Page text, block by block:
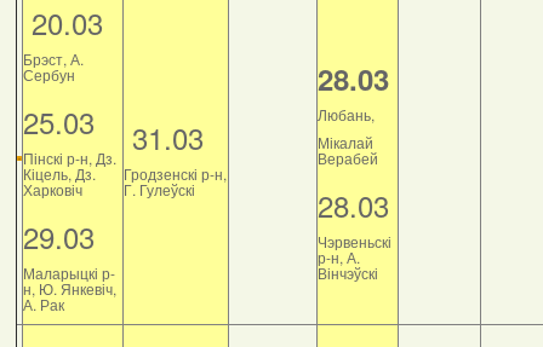
20.03
Брэст, А.
Сербун
25.03
Пінскі р-н, Дз.
Кіцель, Дз.
Харковіч
29.03
Маларыцкі р-
н, Ю. Янкевіч,
А. Рак
31.03
Гродзенскі р-н,
Г. Гулеўскі
28.03
Любань,
Мікалай
Верабей
28.03
Чэрвеньскі
р-н, А.
Вінчэўскі